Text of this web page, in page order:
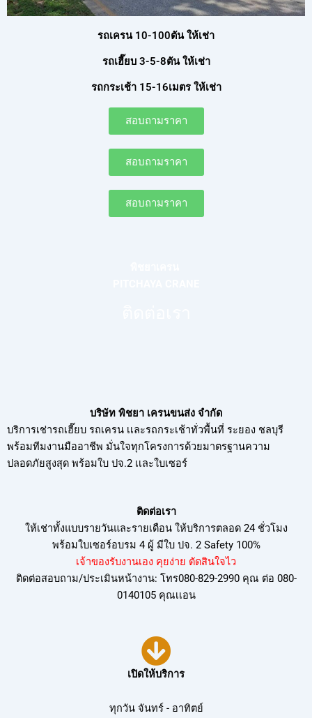
รถเครน 10-100ตัน ให้เช่า
รถเฮี๊ยบ 3-5-8ตัน ให้เช่า
รถกระเช้า 15-16เมตร ให้เช่า
สอบถามราคา
สอบถามราคา
สอบถามราคา
บริษัท พิชยา เครนขนส่ง จำกัด
บริการเช่ารถเฮี๊ยบ รถเครน เเละรถกระเช้าทั่วพื้นที่ ระยอง ชลบุรี
พร้อมทีมงานมืออาชีพ มั่นใจทุกโครงการด้วยมาตรฐานความ
ปลอดภัยสูงสุด พร้อมใบ ปจ.2 เเละใบเซอร์
ติดต่อเรา
ให้เช่าทั้งแบบรายวันและรายเดือน ให้บริการตลอด 24 ชั่วโมง
พร้อมใบเซอร์อบรม 4 ผู้ มีใบ ปจ. 2 Safety 100%
เจ้าของรับงานเอง คุยง่าย ตัดสินใจไว
ติดต่อสอบถาม/ประเมินหน้างาน: โทร080-829-2990 คุณ ต่อ 080-
0140105 คุณเเอน
เปิดให้บริการ
ทุกวัน จันทร์ - อาทิตย์